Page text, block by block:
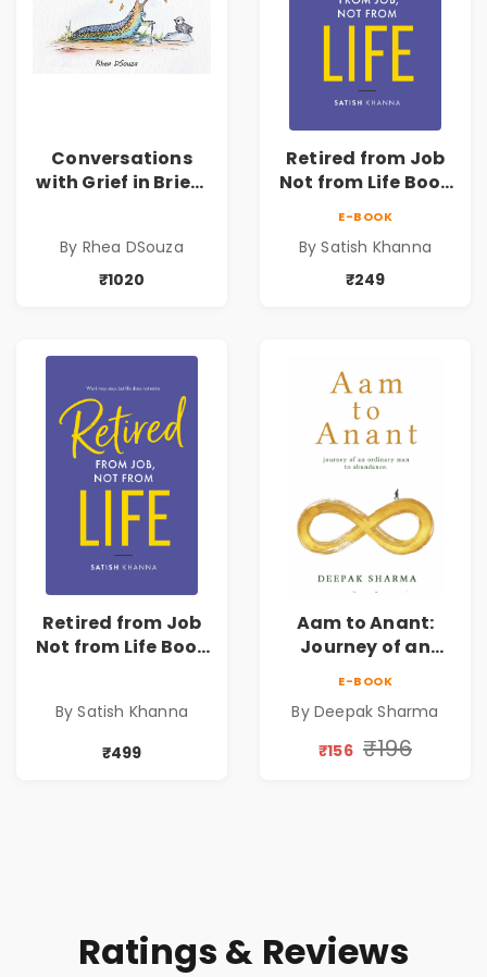
Conversations
with Grief in Brief |
By Rhea DSouza
₹1020
Retired from Job
Not from Life Book
by Satish Khanna |
Pre - Order
E-BOOK
By Satish Khanna
₹249
Retired from Job
Not from Life Book
by Satish Khanna |
Pre - Order
By Satish Khanna
₹499
Aam to Anant:
Journey of an
E-BOOK
By Deepak Sharma
₹156 ₹196
Ratings & Reviews